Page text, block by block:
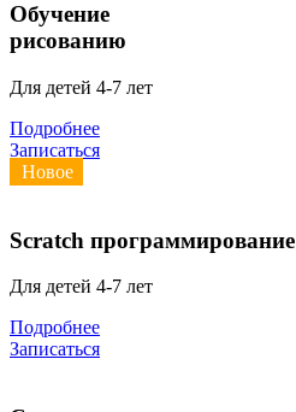
Обучение
рисованию
Для детей 4-7 лет
Подробнее
Записаться
Новое
Scratch программирование
Для детей 4-7 лет
Подробнее
Записаться